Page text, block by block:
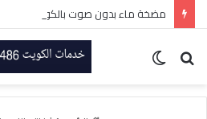
مضخة ماء بدون صوت بالكويت-60001486-اتصل الان
بحث